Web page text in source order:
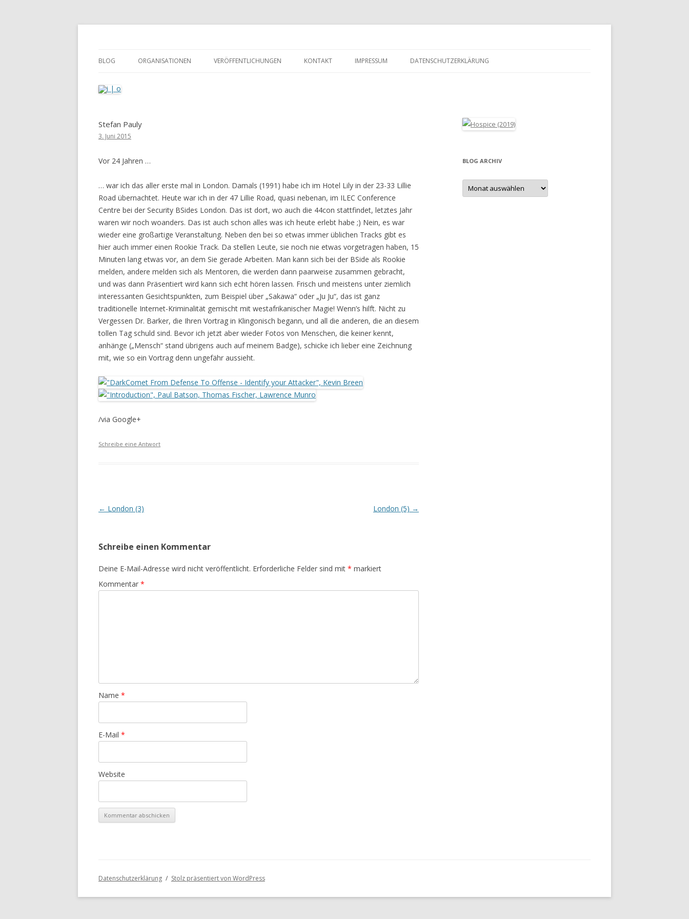
Inhalt
BLOG ORGANISATIONEN VERÖFFENTLICHUNGEN KONTAKT IMPRESSUM DATENSCHUTZERKLÄRUNG
Stefan Pauly
3. Juni 2015
Vor 24 Jahren …
… war ich das aller erste mal in London. Damals (1991) habe ich im Hotel Lily in der 23-33 Lillie
Road übernachtet. Heute war ich in der 47 Lillie Road, quasi nebenan, im ILEC Conference
Centre bei der Security BSides London. Das ist dort, wo auch die 44con stattfindet, letztes Jahr
waren wir noch woanders. Das ist auch schon alles was ich heute erlebt habe ;) Nein, es war
wieder eine großartige Veranstaltung. Neben den bei so etwas immer üblichen Tracks gibt es
hier auch immer einen Rookie Track. Da stellen Leute, sie noch nie etwas vorgetragen haben, 15
Minuten lang etwas vor, an dem Sie gerade Arbeiten. Man kann sich bei der BSide als Rookie
melden, andere melden sich als Mentoren, die werden dann paarweise zusammen gebracht,
und was dann Präsentiert wird kann sich echt hören lassen. Frisch und meistens unter ziemlich
interessanten Gesichtspunkten, zum Beispiel über „Sakawa“ oder „Ju Ju“, das ist ganz
traditionelle Internet-Kriminalität gemischt mit westafrikanischer Magie! Wenn’s hilft. Nicht zu
Vergessen Dr. Barker, die Ihren Vortrag in Klingonisch begann, und all die anderen, die an diesem
tollen Tag schuld sind. Bevor ich jetzt aber wieder Fotos von Menschen, die keiner kennt,
anhänge („Mensch“ stand übrigens auch auf meinem Badge), schicke ich lieber eine Zeichnung
mit, wie so ein Vortrag denn ungefähr aussieht.
/via Google+
Schreibe eine Antwort
Beitrags-
← London (3) London (5) →
Schreibe einen Kommentar
Deine E-Mail-Adresse wird nicht veröffentlicht. Erforderliche Felder sind mit * markiert
Kommentar *
Name *
E-Mail *
Website
BLOG ARCHIV
Blog
Archiv
Datenschutzerklärung Stolz präsentiert von WordPress